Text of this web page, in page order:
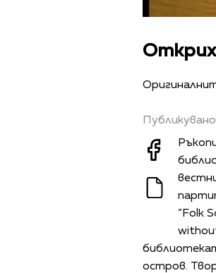
”Folk
остров.